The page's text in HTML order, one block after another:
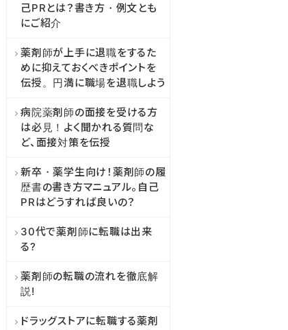
己PRとは？書き方・例文とも
にご紹介
薬剤師が上手に退職をするた
めに抑えておくべきポイントを
伝授。円満に職場を退職しよう
病院薬剤師の面接を受ける方
は必見！よく聞かれる質問な
ど、面接対策を伝授
新卒・薬学生向け！薬剤師の履
歴書の書き方マニュアル。自己
PRはどうすれば良いの？
30代で薬剤師に転職は出来
る?
薬剤師の転職の流れを徹底解
説!
ドラッグストアに転職する薬剤